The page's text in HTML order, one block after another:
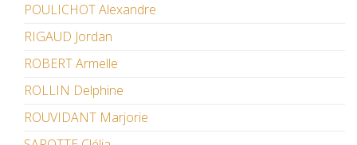
POULICHOT Alexandre
RIGAUD Jordan
ROBERT Armelle
ROLLIN Delphine
ROUVIDANT Marjorie